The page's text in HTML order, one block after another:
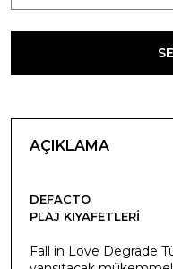
AÇIKLAMA
DEFACTO
PLAJ KIYAFETLERI
Fall in Love Degrade